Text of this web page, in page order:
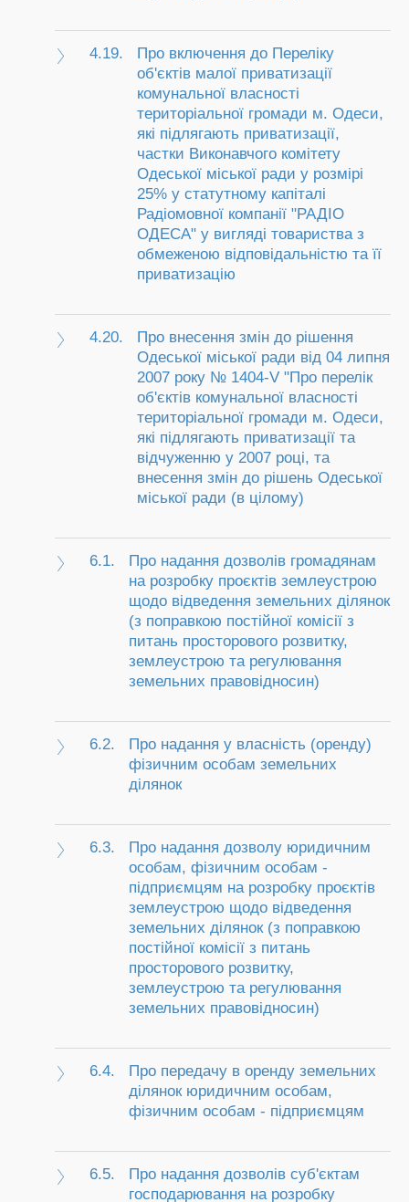
4.19.
Про включення до Переліку
об'єктів малої приватизації
комунальної власності
територіальної громади м. Одеси,
які підлягають приватизації,
частки Виконавчого комітету
Одеської міської ради у розмірі
25% у статутному капіталі
Радіомовної компанії "РАДІО
ОДЕСА" у вигляді товариства з
обмеженою відповідальністю та її
приватизацію
4.20.
Про внесення змін до рішення
Одеської міської ради від 04 липня
2007 року № 1404-V "Про перелік
об'єктів комунальної власності
територіальної громади м. Одеси,
які підлягають приватизації та
відчуженню у 2007 році, та
внесення змін до рішень Одеської
міської ради (в цілому)
6.1.
Про надання дозволів громадянам
на розробку проєктів землеустрою
щодо відведення земельних ділянок
(з поправкою постійної комісії з
питань просторового розвитку,
землеустрою та регулювання
земельних правовідносин)
6.2.
Про надання у власність (оренду)
фізичним особам земельних
ділянок
6.3.
Про надання дозволу юридичним
особам, фізичним особам -
підприємцям на розробку проєктів
землеустрою щодо відведення
земельних ділянок (з поправкою
постійної комісії з питань
просторового розвитку,
землеустрою та регулювання
земельних правовідносин)
6.4.
Про передачу в оренду земельних
ділянок юридичним особам,
фізичним особам - підприємцям
6.5.
Про надання дозволів суб'єктам
господарювання на розробку